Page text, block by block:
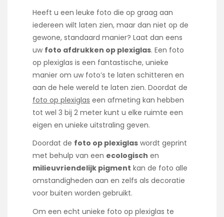
Heeft u een leuke foto die op graag aan
iedereen wilt laten zien, maar dan niet op de
gewone, standaard manier? Laat dan eens
uw foto afdrukken op plexiglas. Een foto
op plexiglas is een fantastische, unieke
manier om uw foto’s te laten schitteren en
aan de hele wereld te laten zien. Doordat de
foto op plexiglas een afmeting kan hebben
tot wel 3 bij 2 meter kunt u elke ruimte een
eigen en unieke uitstraling geven.
Doordat de foto op plexiglas wordt geprint
met behulp van een ecologisch en
milieuvriendelijk pigment kan de foto alle
omstandigheden aan en zelfs als decoratie
voor buiten worden gebruikt.
Om een echt unieke foto op plexiglas te